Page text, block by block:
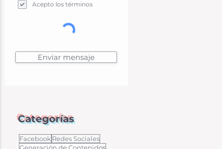
Acepto los términos
Enviar mensaje
Facebook Redes Sociales
Categorías